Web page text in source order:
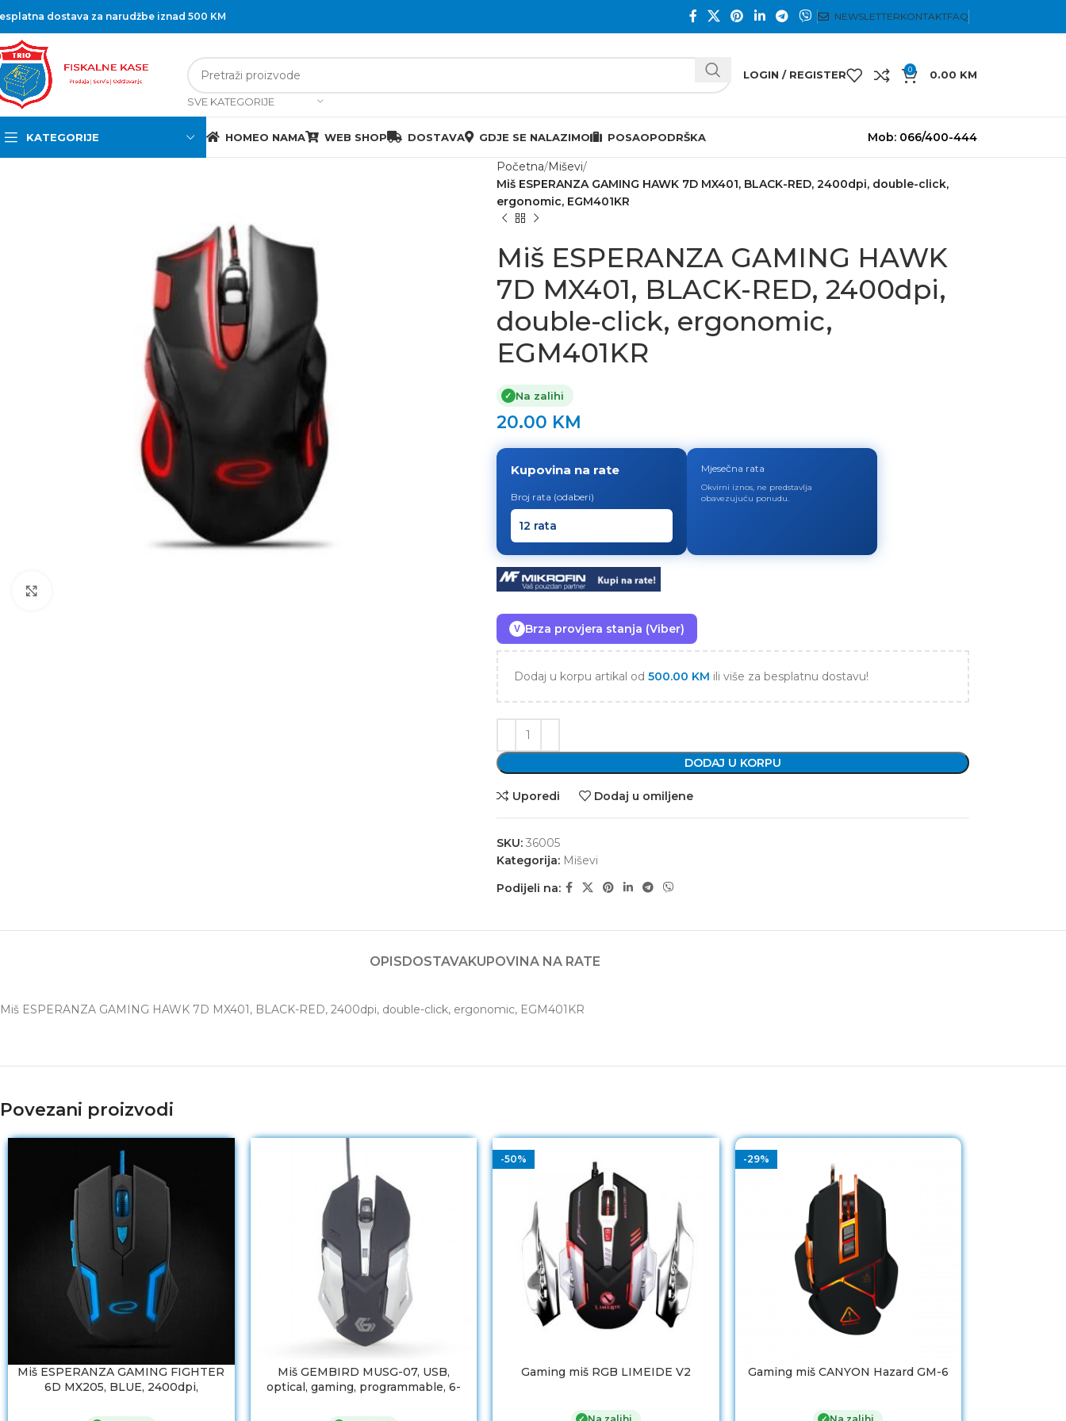
dostava za narudžbe iznad 500 KM NEWSLETTERKONTAKTFAQ
SVE KATEGORIJE
LOGIN / REGISTER 0 0.00 KM
KATEGORIJE HOMEO NAMA WEB SHOP DOSTAVA GDJE SE NALAZIMO POSAOPODRŠKA Mob: 066/400-444
Početna Miševi
Miš ESPERANZA GAMING HAWK 7D MX401, BLACK-RED, 2400dpi, double-click,
ergonomic, EGM401KR
Miš ESPERANZA GAMING HAWK
7D MX401, BLACK-RED, 2400dpi,
double-click, ergonomic,
EGM401KR
✓ Na zalihi
20.00 KM
Kupovina na rate
Broj rata (odaberi)
Mjesečna rata
Okvirni iznos, ne predstavlja
obavezujuću ponudu.
V Brza provjera stanja (Viber)
Dodaj u korpu artikal od 500.00 KM ili više za besplatnu dostavu!
DODAJ U KORPU
Uporedi Dodaj u omiljene
SKU: 36005
Kategorija: Miševi
Podijeli na:
OPISDOSTAVAKUPOVINA NA RATE
Miš ESPERANZA GAMING HAWK 7D MX401, BLACK-RED, 2400dpi, double-click, ergonomic, EGM401KR
Povezani proizvodi
Miš ESPERANZA GAMING FIGHTER
6D MX205, BLUE, 2400dpi,
Miš GEMBIRD MUSG-07, USB,
optical, gaming, programmable, 6-
-50%
Gaming miš RGB LIMEIDE V2
✓
-29%
Gaming miš CANYON Hazard GM-6
✓